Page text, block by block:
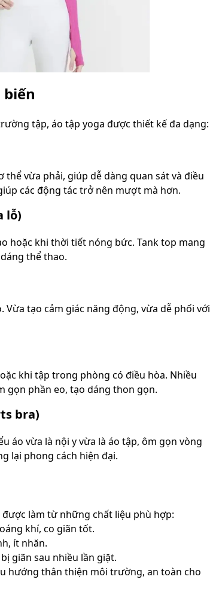
biến
tập, áo tập yoga được thiết kế đa dạng:
vừa phải, giúp dễ dàng quan sát và điều
các động tác trở nên mượt mà hơn.
lỗ)
hoặc khi thời tiết nóng bức. Tank top mang
thể thao.
tạo cảm giác năng động, vừa dễ phối với
khi tập trong phòng có điều hòa. Nhiều
gọn phần eo, tạo dáng thon gọn.
bra)
áo vừa là nội y vừa là áo tập, ôm gọn vòng
lại phong cách hiện đại.
làm từ những chất liệu phù hợp:
khí, co giãn tốt.
ít nhăn.
giãn sau nhiều lần giặt.
hướng thân thiện môi trường, an toàn cho